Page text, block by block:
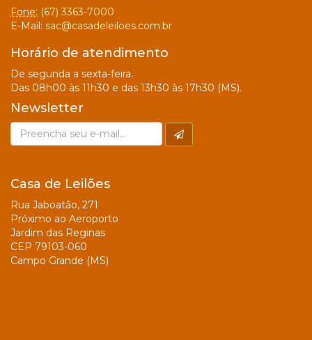
Fone: (67) 3363-7000
E-Mail: sac@casadeleiloes.com.br
Horário de atendimento
De segunda a sexta-feira.
Das 08h00 às 11h30 e das 13h30 às 17h30 (MS).
Newsletter
Casa de Leilões
Rua Jaboatão, 271
Próximo ao Aeroporto
Jardim das Reginas
CEP 79103-060
Campo Grande (MS)